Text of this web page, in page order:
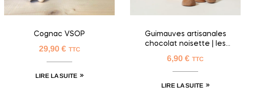
Cognac VSOP
29,90 € TTC
LIRE LA SUITE
Guimauves artisanales
chocolat noisette | les
Délicates
6,90 € TTC
LIRE LA SUITE